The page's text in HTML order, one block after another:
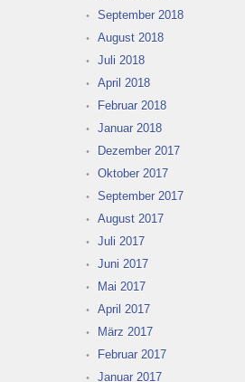
September 2018
August 2018
Juli 2018
April 2018
Februar 2018
Januar 2018
Dezember 2017
Oktober 2017
September 2017
August 2017
Juli 2017
Juni 2017
Mai 2017
April 2017
März 2017
Februar 2017
Januar 2017